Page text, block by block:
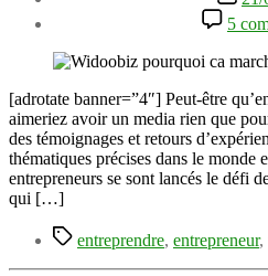
l’article
de
l’article
5
[adrotate banner=”4″] Peut-être
aimeriez avoir un media rien que
des témoignages et retours
thématiques précises dans le
entrepreneurs se sont lancés le défi
qui […]
Étiquettes
entreprendre, entrepreneur,